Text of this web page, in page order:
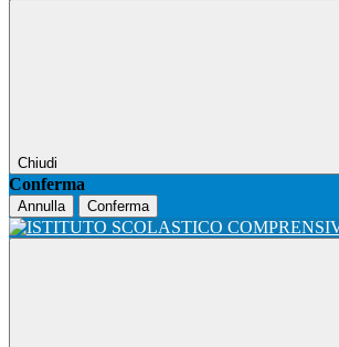
Chiudi
Conferma
Annulla Conferma